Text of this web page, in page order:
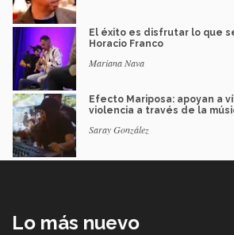
El éxito es disfrutar lo que
Horacio Franco
Mariana Nava
Efecto Mariposa: apoyan a
violencia a través de la
Saray González
Lo más nuevo